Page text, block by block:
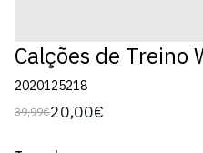
Calções de Treino
2020125218
Preço
39,99€
Preço
20,00€